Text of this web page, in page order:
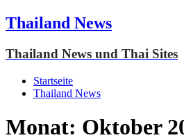
Thailand News
Thailand News und Thai Sites
Startseite
Thailand News
Monat: Oktober